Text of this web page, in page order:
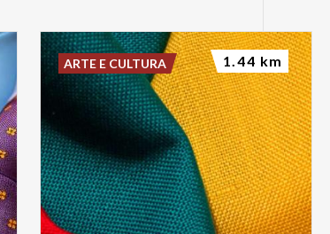
ARTE E CULTURA 1.44 km